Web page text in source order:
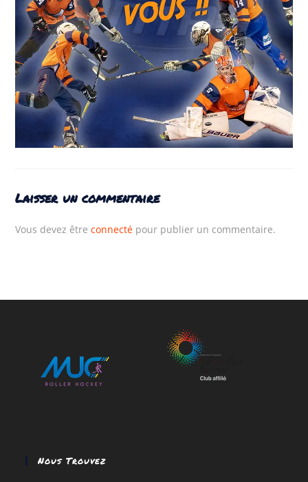
Laisser un commentaire
Vous devez êtreconnecté pour publier un commentaire.
Nous Trouvez